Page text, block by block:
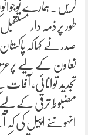
کریں۔ ہمارے
طور پر ذمہ دار
صدرنے کہاکہ پاکستان
تعاون کے لیے پرعزم
تجدید توانائی،
مضبوط ترقی کے
انہوںنے اپیل کی کہ